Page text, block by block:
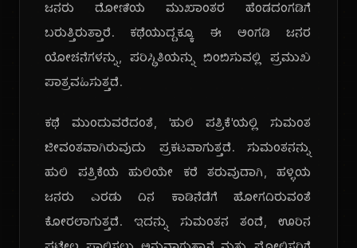
ಜನರು ದೋಣಿಯ ಮುಖಾಂತರ ಹೆಂಡದಂಗಡಿಗೆ
ಬರುತ್ತಿರುತ್ತಾರೆ. ಕಥೆಯುದ್ದಕ್ಕೂ ಈ ಅಂಗಡಿ ಜನರ
ಯೋಚನೆಗಳನ್ನು, ಪರಿಸ್ಥಿತಿಯನ್ನು ಬಿಂಬಿಸುವಲ್ಲಿ ಪ್ರಮುಖ
ಪಾತ್ರವಹಿಸುತ್ತದೆ.
ಕಥೆ ಮುಂದುವರೆದಂತೆ, 'ಹುಲಿ ಪತ್ರಿಕೆ'ಯಲ್ಲಿ ಸುಮಂತ
ಜೀವಂತವಾಗಿರುವುದು ಪ್ರಕಟವಾಗುತ್ತದೆ. ಸುಮಂತನನ್ನು
ಹುಲಿ ಪತ್ರಿಕೆಯ ಹುಲಿಯೇ ಕರೆ ತರುವುದಾಗಿ, ಹಳ್ಳಿಯ
ಜನರು ಎರಡು ದಿನ ಕಾಡಿನೆಡೆಗೆ ಹೋಗದಿರುವಂತೆ
ಕೋರಲಾಗುತ್ತದೆ. ಇದನ್ನು ಸುಮಂತನ ತಂದೆ, ಊರಿನ